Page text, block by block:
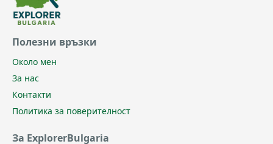
Полезни връзки
Около мен
За нас
Контакти
Политика за поверителност
За ExplorerBulgaria